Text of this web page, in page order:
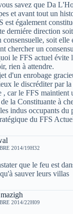
savez que Da
et avant tout un
est également
derniére direction
soit elle
chercher un
le FFS actuel
rien à attendre.
d'un enrobage
le discréditer par la
, car le FFS maintient
la Constituante à
indus occupants du
du FFS
2014/19H32
que le feu est
sauver leurs villas
2014/22H09